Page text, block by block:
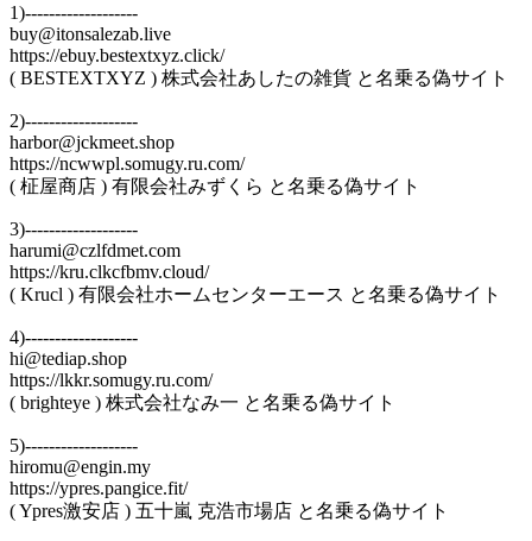
1)-------------------
buy@itonsalezab.live
https://ebuy.bestextxyz.click/
( BESTEXTXYZ ) 株式会社あしたの雑貨 と名乗る偽サイト
2)-------------------
harbor@jckmeet.shop
https://ncwwpl.somugy.ru.com/
( 柾屋商店 ) 有限会社みずくら と名乗る偽サイト
3)-------------------
harumi@czlfdmet.com
https://kru.clkcfbmv.cloud/
( Krucl ) 有限会社ホームセンターエース と名乗る偽サイト
4)-------------------
hi@tediap.shop
https://lkkr.somugy.ru.com/
( brighteye ) 株式会社なみ一 と名乗る偽サイト
5)-------------------
hiromu@engin.my
https://ypres.pangice.fit/
( Ypres激安店 ) 五十嵐 克浩市場店 と名乗る偽サイト